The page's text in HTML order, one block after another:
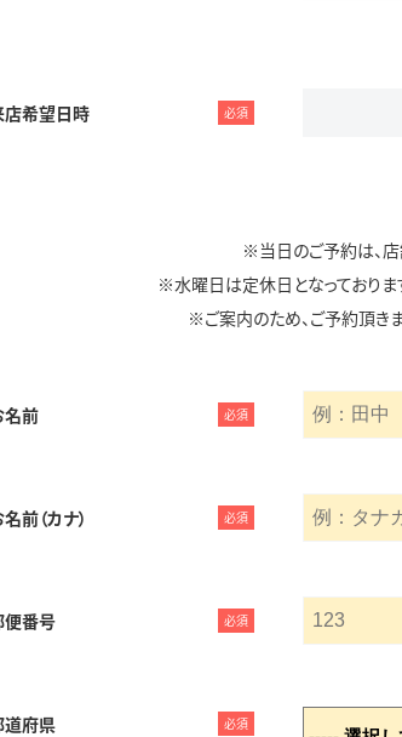
店希望日時 必須
※当日のご予約は、
※水曜日は定休日となっておりま
※ご案内のため、ご予約頂き
名前 必須
前（カナ） 必須
便番号 必須
道府県 必須